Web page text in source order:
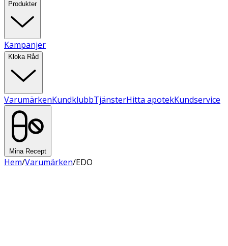
Produkter
Kampanjer
Kloka Råd
VarumärkenKundklubbTjänsterHitta apotekKundservice
Mina Recept
Hem/Varumärken/EDO